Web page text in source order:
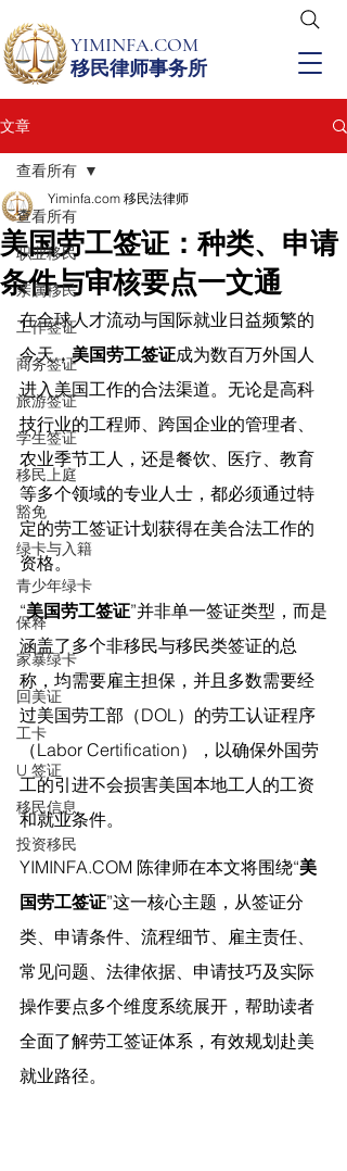
YIMINFA.COM
移民律师事务所
文章
查看所有
职业移民
亲属移民
工作签证
商务签证
旅游签证
学生签证
移民上庭
豁免
绿卡与入籍
青少年绿卡
保释
家暴绿卡
回美证
工卡
U 签证
移民信息
投资移民
查看所有
美国劳工签证：种类、申请
条件与审核要点一文通
Yiminfa.com 移民法律师
在全球人才流动与国际就业日益频繁的
今天，美国劳工签证成为数百万外国人
进入美国工作的合法渠道。无论是高科
技行业的工程师、跨国企业的管理者、
农业季节工人，还是餐饮、医疗、教育
等多个领域的专业人士，都必须通过特
定的劳工签证计划获得在美合法工作的
资格。
“美国劳工签证”并非单一签证类型，而是
涵盖了多个非移民与移民类签证的总
称，均需要雇主担保，并且多数需要经
过美国劳工部（DOL）的劳工认证程序
（Labor Certification），以确保外国劳
工的引进不会损害美国本地工人的工资
和就业条件。
YIMINFA.COM 陈律师在本文将围绕“美
国劳工签证”这一核心主题，从签证分
类、申请条件、流程细节、雇主责任、
常见问题、法律依据、申请技巧及实际
操作要点多个维度系统展开，帮助读者
全面了解劳工签证体系，有效规划赴美
就业路径。